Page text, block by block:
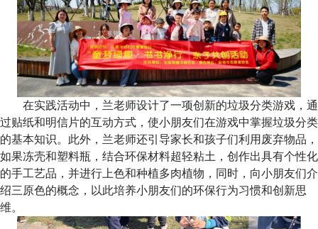
在实践活动中，兰老师设计了一项创新的垃圾分类游戏，通
过贴纸和明信片的互动方式，使小朋友们在游戏中掌握垃圾分类
的基本知识。此外，兰老师还引导家长和孩子们利用废弃物品，
如果冻壳和塑料瓶，结合环保材料超轻粘土，创作出具有个性化
的手工艺品，并进行上色和种植多肉植物，同时，向小朋友们介
绍三原色的概念，以此培养小朋友们的环保行为习惯和创新思
维。